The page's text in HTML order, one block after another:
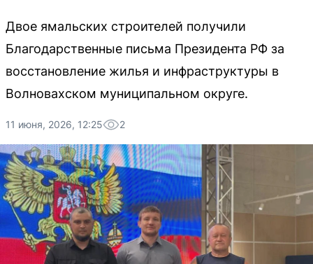
Двое ямальских строителей получили
Благодарственные письма Президента РФ за
восстановление жилья и инфраструктуры в
Волновахском муниципальном округе.
11 июня, 2026, 12:25 2